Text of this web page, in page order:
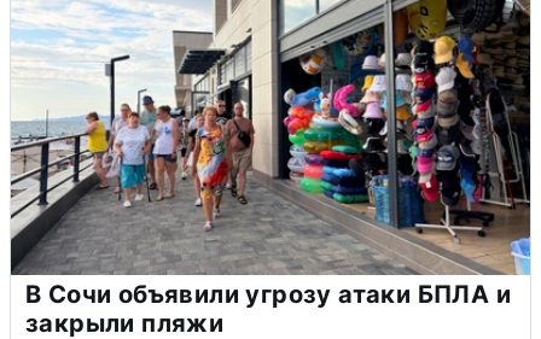
В Сочи объявили угрозу атаки БПЛА и
закрыли пляжи